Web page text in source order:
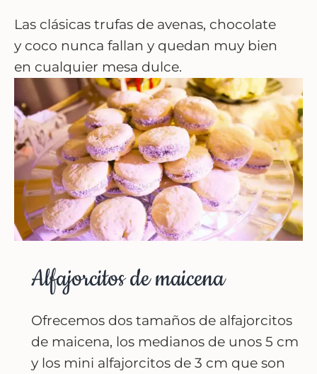
Las clásicas trufas de avenas, chocolate
y coco nunca fallan y quedan muy bien
en cualquier mesa dulce.
Alfajorcitos de maicena
Ofrecemos dos tamaños de alfajorcitos
de maicena, los medianos de unos 5 cm
y los mini alfajorcitos de 3 cm que son